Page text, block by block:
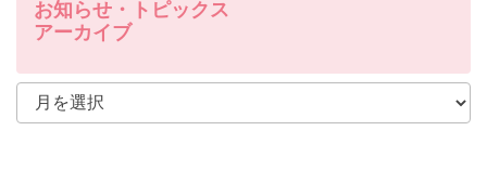
お知らせ・トピックス
アーカイブ